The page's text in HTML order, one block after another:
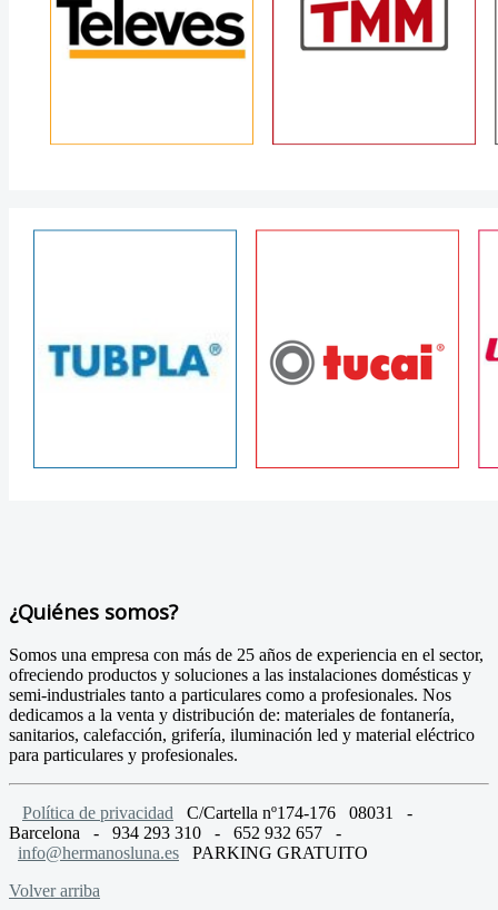
¿Quiénes somos?
Somos una empresa con más de 25 años de experiencia en el sector,
ofreciendo productos y soluciones a las instalaciones domésticas y
semi-industriales tanto a particulares como a profesionales. Nos
dedicamos a la venta y distribución de: materiales de fontanería,
sanitarios, calefacción, grifería, iluminación led y material eléctrico
para particulares y profesionales.
Política de privacidad C/Cartella nº174-176 08031 -
Barcelona - 934 293 310 - 652 932 657 -
info@hermanosluna.es PARKING GRATUITO
Volver arriba